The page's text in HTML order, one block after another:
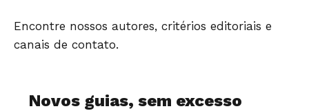
Encontre nossos autores, critérios editoriais e
canais de contato.
Novos guias, sem excesso